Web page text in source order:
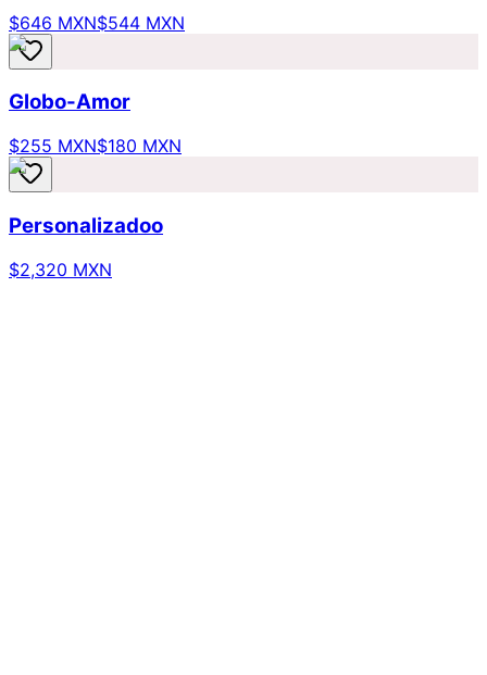
$646 MXN$544 MXN
Globo-Amor
$255 MXN$180 MXN
Personalizadoo
$2,320 MXN